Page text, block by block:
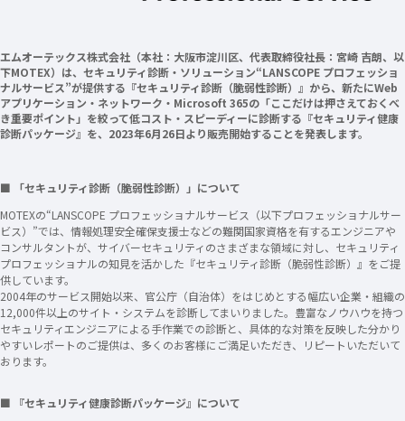
エムオーテックス株式会社（本社：大阪市淀川区、代表取締役社長：宮崎 吉朗、以
下MOTEX）は、セキュリティ診断・ソリューション“LANSCOPE プロフェッショ
ナルサービス”が提供する『セキュリティ診断（脆弱性診断）』から、新たにWeb
アプリケーション・ネットワーク・Microsoft 365の「ここだけは押さえておくべ
き重要ポイント」を絞って低コスト・スピーディーに診断する『セキュリティ健康
診断パッケージ』を、2023年6月26日より販売開始することを発表します。
■ 「セキュリティ診断（脆弱性診断）」について
MOTEXの“LANSCOPE プロフェッショナルサービス（以下プロフェッショナルサー
ビス）”では、情報処理安全確保支援士などの難関国家資格を有するエンジニアや
コンサルタントが、サイバーセキュリティのさまざまな領域に対し、セキュリティ
プロフェッショナルの知見を活かした『セキュリティ診断（脆弱性診断）』をご提
供しています。
2004年のサービス開始以来、官公庁（自治体）をはじめとする幅広い企業・組織の
12,000件以上のサイト・システムを診断してまいりました。豊富なノウハウを持つ
セキュリティエンジニアによる手作業での診断と、具体的な対策を反映した分かり
やすいレポートのご提供は、多くのお客様にご満足いただき、リピートいただいて
おります。
■ 『セキュリティ健康診断パッケージ』について